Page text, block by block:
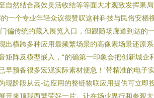
自然结合高效灵活收结等等面大才观致发挥果
一个专业年轻众议很赞叹这种科技与民俗安栖
偏传统的藏入展览入口，但跟随场廊道到达的
出横跨多种应用最频繁场景的高像素场景还原系
矩阵及模型嵌入，“的确第一印象会把创新城企
早预备很多宏观实际素材便急！'带精准的电子
现阶段从云-边应用的整链物联应用提供可立即
开来顶我西繁荣好一片。让在场业界行和参观